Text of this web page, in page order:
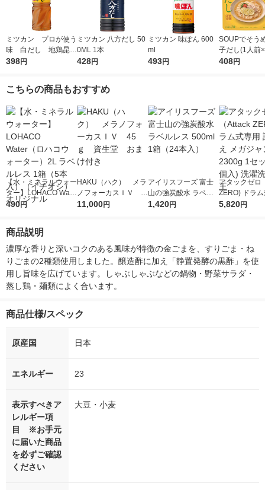
ミツカン プロが使う
味 白だし 地鶏昆
布 1L（1000ml）
398円
ミツカン 八方だし 50
0ML 1本
428円
ミツカン 味ぽん 600
ml
493円
SOUPでそ
子だし(1人前
ミツカン 個包
408円
こちらの商品もおすすめ
【水・ミネラルウォー
ター】LOHACO Wate
r（ロハコウォータ
シ） オリジナル
490円
HAKU（ハク） メラ
ノフォーカスＩＶ 4
5ｇ 資生堂 おまけ
11,000円
アイリスフーズ 富士
山の強炭酸水 ラベル
レス 500ml 1箱（24
1,420円
アタックゼロ
ZERO) ドラ
詰め替え メガ
5,820円
商品説明
濃厚な香りと深いコクのある風味が特徴の金ごまを、すりごま・ね
りごまの2種類使用しました。醸造酢に加え「静置発酵の黒酢」を使
用し旨味を広げています。しゃぶしゃぶなどの鍋物・野菜サラダ・
蒸し鶏・麺類によく合います。
商品仕様/スペック
原産国 日本
エネルギー 23
表示すべきア
レルギー項
目 ※お手元
に届いた商品
を必ずご確認
ください
大豆・小麦